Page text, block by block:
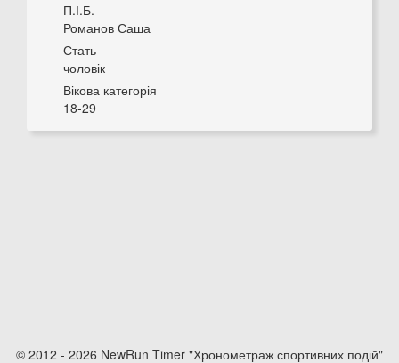
П.І.Б.
Романов Саша
Стать
чоловік
Вікова категорія
18-29
© 2012 - 2026 NewRun Timer "Хронометраж спортивних подій"